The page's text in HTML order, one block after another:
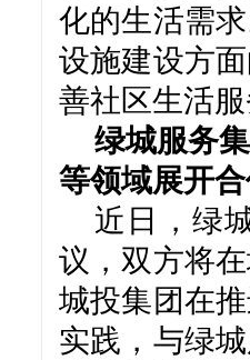
化的生活需
设施建设方
善社区生活
绿城服务
等领域展开
近日，绿
议，双方将
城投集团在
实践，与绿